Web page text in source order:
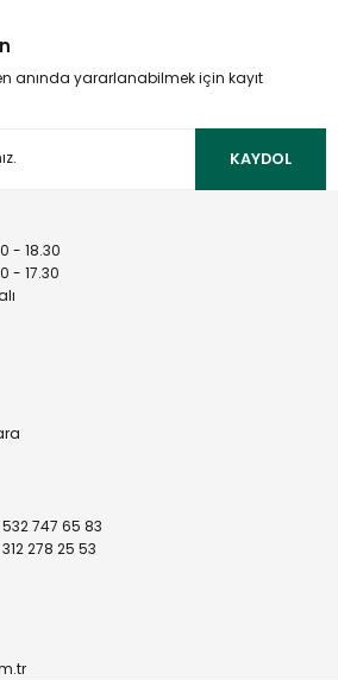
teşekkür ederiz.
eksik bilgiler bulunuyor.
alternatifler olmalı.
anında yararlanabilmek için kayıt
KAYDOL
- 18.30
- 17.30
747 65 83
278 25 53